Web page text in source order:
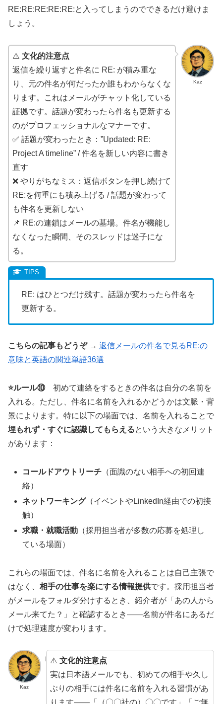
RE:RE:RE:RE:RE:と入ってしまうのでできるだけ避けま
しょう。
Kaz
⚠️ 文化的注意点
返信を繰り返すと件名に RE: が積み重な
り、元の件名が何だったか誰もわからなくな
ります。これはメールがチャット化している
証拠です。話題が変わったら件名も更新する
のがプロフェッショナルなマナーです。
✅ 話題が変わったとき：”Updated: RE:
Project A timeline” / 件名を新しい内容に書き
直す
❌ やりがちなミス：返信ボタンを押し続けて
RE:を何重にも積み上げる / 話題が変わって
も件名を更新しない
📌 RE:の連鎖はメールの墓場。件名が機能し
なくなった瞬間、そのスレッドは迷子にな
る。
RE: はひとつだけ残す。話題が変わったら件名を
更新する。
こちらの記事もどうぞ → 返信メールの件名で見るRE:の
意味と英語の関連単語36選
⭐️ルール⑩初めて連絡をするときの件名は自分の名前を
入れる。ただし、件名に名前を入れるかどうかは文脈・背
景によります。特に以下の場面では、名前を入れることで
埋もれず・すぐに認識してもらえるという大きなメリット
があります：
コールドアウトリーチ （面識のない相手への初回連
絡）
ネットワーキング（イベントやLinkedIn経由での初接
触）
求職・就職活動 （採用担当者が多数の応募を処理し
ている場面）
これらの場面では、件名に名前を入れることは自己主張で
はなく、 相手の仕事を楽にする情報提供です。採用担当者
がメールをフォルダ分けするとき、紹介者が「あの人から
メール来てた？」と確認するとき——名前が件名にあるだ
けで処理速度が変わります。
Kaz
⚠️ 文化的注意点
実は日本語メールでも、初めての相手や久し
ぶりの相手には件名に名前を入れる習慣があ
ります——「（〇〇社の）〇〇です」「ご無